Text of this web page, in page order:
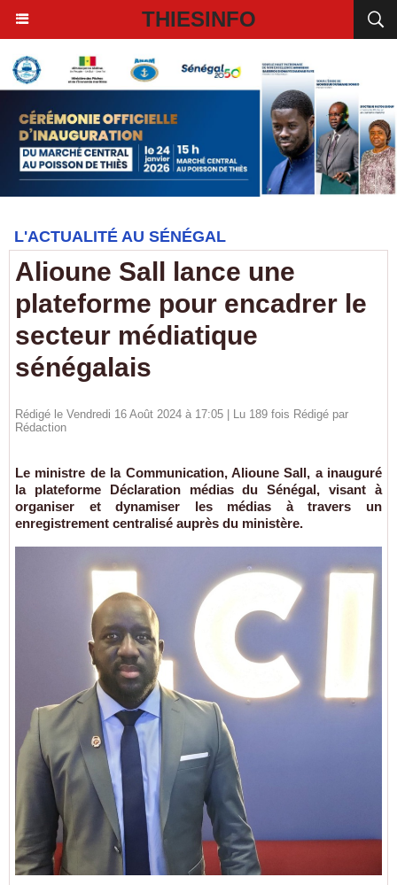
THIESINFO
L'ACTUALITÉ AU SÉNÉGAL
Alioune Sall lance une
plateforme pour encadrer le
secteur médiatique
sénégalais
Rédigé le Vendredi 16 Août 2024 à 17:05 | Lu 189 fois Rédigé par
Rédaction
Le ministre de la Communication, Alioune Sall, a inauguré
la plateforme Déclaration médias du Sénégal, visant à
organiser et dynamiser les médias à travers un
enregistrement centralisé auprès du ministère.